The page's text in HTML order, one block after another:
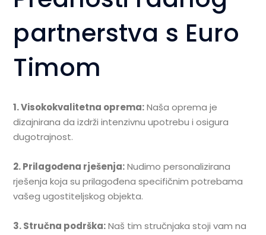
partnerstva s Euro
Timom
1. Visokokvalitetna oprema:Naša oprema je
dizajnirana da izdrži intenzivnu upotrebu i osigura
dugotrajnost.
2. Prilagođena rješenja:Nudimo personalizirana
rješenja koja su prilagođena specifičnim potrebama
vašeg ugostiteljskog objekta.
3. Stručna podrška:Naš tim stručnjaka stoji vam na